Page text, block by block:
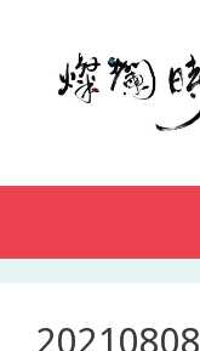
20210808